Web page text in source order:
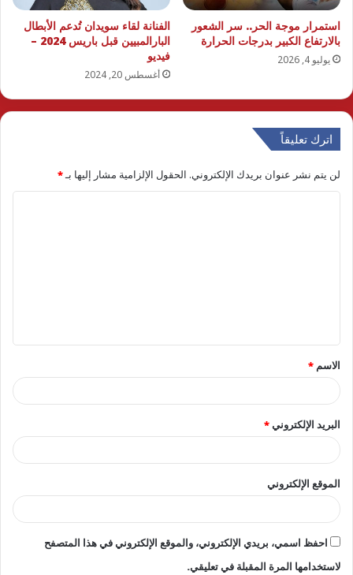
استمرار موجة الحر.. سر الشعور
بالارتفاع الكبير بدرجات الحرارة
يوليو 4, 2026
الفنانة لقاء سويدان تُدعم الأبطال
البارالمبيين قبل باريس 2024 –
فيديو
أغسطس 20, 2024
اترك تعليقاً
لن يتم نشر عنوان بريدك الإلكتروني. الحقول الإلزامية مشار إليها بـ*
ق
*
الاسم *
البريد الإلكتروني*
الموقع الإلكتروني
احفظ اسمي، بريدي الإلكتروني، والموقع الإلكتروني في هذا المتصفح
لاستخدامها المرة المقبلة في تعليقي.